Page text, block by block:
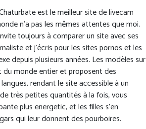
est le meilleur site de livecam
n’a pas les mêmes attentes que moi.
toujours à comparer un site avec ses
et j’écris pour les sites pornos et les
depuis plusieurs années. Les modèles sur
du monde entier et proposent des
rendant le site accessible à un
très petites quantités à la fois, vous
plus energetic, et les filles s’en
qui leur donnent des pourboires.